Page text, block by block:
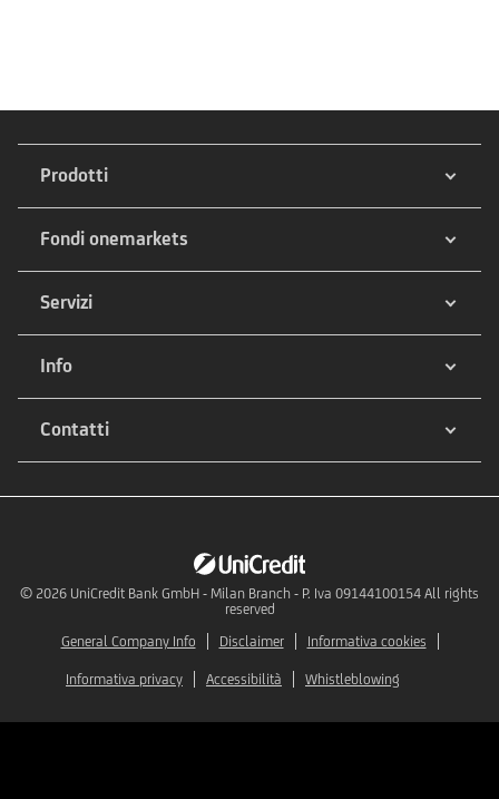
Prodotti
Fondi onemarkets
Servizi
Info
Contatti
© 2026 UniCredit Bank GmbH - Milan Branch - P. Iva 09144100154 All rights
reserved
General Company Info
Disclaimer Informativa cookies
Informativa privacy Accessibilità Whistleblowing